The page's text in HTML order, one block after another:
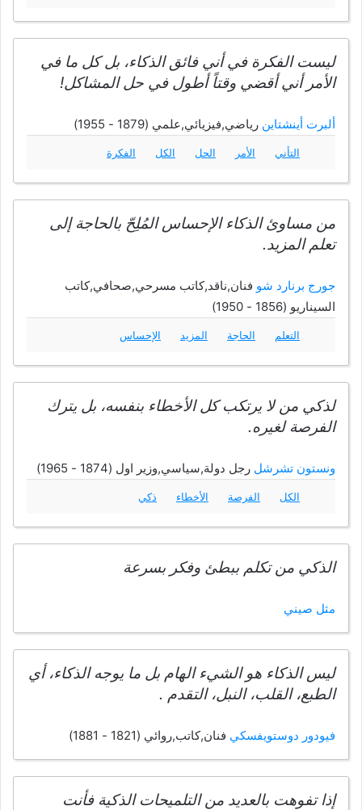
ليست الفكرة في أني فائق الذكاء، بل كل ما في
الأمر أني أقضي وقتاً أطول في حل المشاكل!
ألبرت أينشتاين رياضي,فيزيائي,علمي (1879 - 1955)
التأني الأمر الحل الكل الفكرة
من مساوئ الذكاء الإحساس المُلِحّ بالحاجة إلى
تعلم المزيد.
جورج برنارد شو فنان,ناقد,كاتب مسرحي,صحافي,كاتب
السيناريو (1856 - 1950)
التعلم الحاجة المزيد الإحساس
لذكي من لا يرتكب كل الأخطاء بنفسه، بل يترك
الفرصة لغيره.
ونستون تشرشل رجل دولة,سياسي,وزير اول (1874 - 1965)
الكل الفرصة الأخطاء ذكي
الذكي من تكلم ببطئ وفكر بسرعة
مثل صيني
ليس الذكاء هو الشيء الهام بل ما يوجه الذكاء، أي
الطبع، القلب، النبل، التقدم .
فيودور دوستويفسكي فنان,كاتب,روائي (1821 - 1881)
إذا تفوهت بالعديد من التلميحات الذكية فأنت